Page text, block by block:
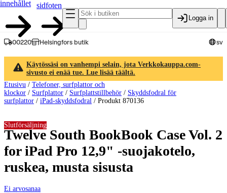
innehållet
sidfoten
Logga in
00220 Helsingfors butik sv
Käytössäsi on vanhempi selain, jota Verkkokauppa.com-
sivusto ei enää tue. Lue lisää täältä.
Etusivu / Telefoner, surfplattor och
klockor / Surfplattor / Surfplattstillbehör / Skyddsfodral för
surfplattor / iPad-skyddsfodral / Produkt 870136
Twelve South BookBook Case Vol. 2
for iPad Pro 12,9" -suojakotelo,
ruskea, musta sisusta
Ei arvosanaa
Slutförsäljning